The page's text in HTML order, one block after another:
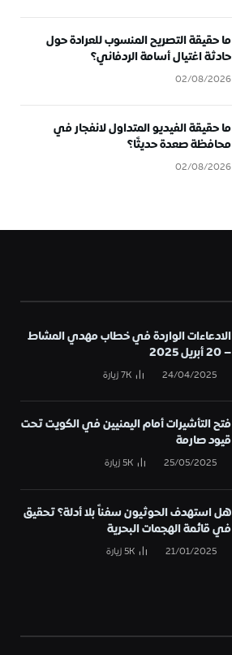
ما حقيقة التصريح المنسوب للعرادة حول
حادثة اغتيال أسامة الردفاني؟
02/08/2026
ما حقيقة الفيديو المتداول لانفجار في
محافظة صعدة حديثًا؟
02/08/2026
الادعاءات الواردة في خطاب مهدي المشاط
– 20 أبريل 2025
24/04/2025
7Kزيارة
فتح التأشيرات أمام اليمنيين في الكويت تحت
قيود صارمة
25/05/2025
5Kزيارة
هل استهدف الحوثيون سفناً بلا أدلة؟ تحقيق
في قائمة الهجمات البحرية
21/01/2025
5Kزيارة